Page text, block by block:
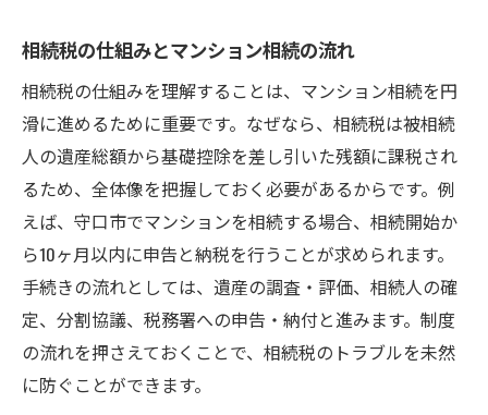
ット
無料相談時に準備すべきマンション相続資
料
守口市のマンション相続無料相談の活用方
法
大阪の相談窓口でマンション相続税を相談
弁護士や税理士へのマンション相続相談の
流れ
守口市で賢く進めるマンション相続の手続き
マンション相続手続きの流れと必要書類
守口市でのマンション相続手続きのポイン
相続税の仕組みとマンション相続の流れ
相続税の仕組みを理解することは、マンション相続を円
滑に進めるために重要です。なぜなら、相続税は被相続
人の遺産総額から基礎控除を差し引いた残額に課税され
るため、全体像を把握しておく必要があるからです。例
えば、守口市でマンションを相続する場合、相続開始か
ら10ヶ月以内に申告と納税を行うことが求められます。
手続きの流れとしては、遺産の調査・評価、相続人の確
定、分割協議、税務署への申告・納付と進みます。制度
の流れを押さえておくことで、相続税のトラブルを未然
に防ぐことができます。